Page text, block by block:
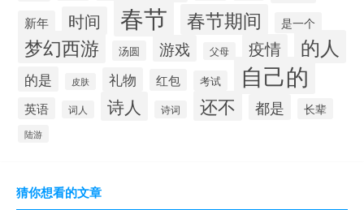
新年 时间 春节 春节期间 是一个
梦幻西游 汤圆 游戏 父母 疫情 的人
的是 皮肤 礼物 红包 考试 自己的
英语 词人 诗人 诗词 还不 都是 长辈
陆游
猜你想看的文章